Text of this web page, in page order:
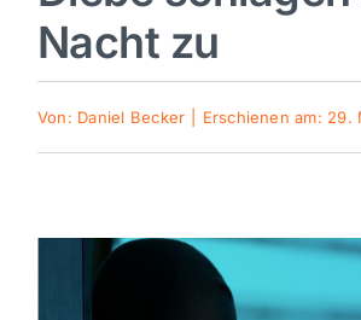
Sport
Kultur
Nacht zu
Von: Daniel Becker Erschienen am: 29.